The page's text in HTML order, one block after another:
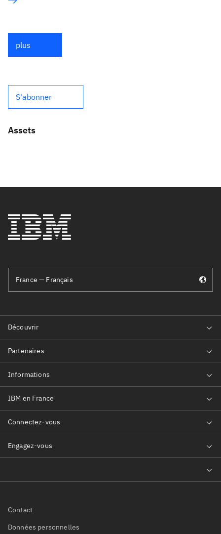
plus
S'abonner
Assets
France — Français
Contact
Données personnelles